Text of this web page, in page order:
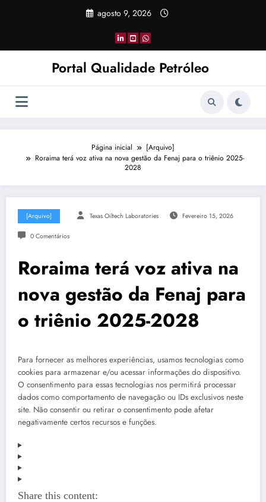
agosto 9, 2026
Portal Qualidade Petróleo
Página inicial
[Arquivo]
Roraima terá voz ativa na nova gestão da Fenaj para o triênio 2025-
2028
[Arquivo] Texas Oiltech Laboratories Fevereiro 15, 2026
0 Comentários
Roraima terá voz ativa na
nova gestão da Fenaj para
o triênio 2025-2028
Para fornecer as melhores experiências, usamos tecnologias como
cookies para armazenar e/ou acessar informações do dispositivo.
O consentimento para essas tecnologias nos permitirá processar
dados como comportamento de navegação ou IDs exclusivos neste
site. Não consentir ou retirar o consentimento pode afetar
negativamente certos recursos e funções.
Share this content: